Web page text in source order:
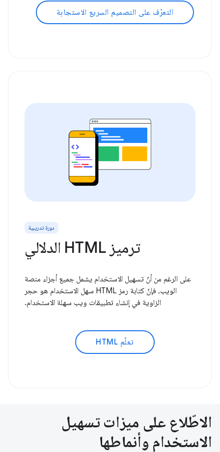
التعرّف على التصميم السريع الاستجابة
دورة تدريبية
ترميز HTML الدلالي
على الرغم من أنّ تسهيل الاستخدام يشمل جميع أجزاء منصة
الويب، فإنّ كتابة رمز HTML سهل الاستخدام هو حجر
الزاوية في إنشاء تطبيقات ويب سهلة الاستخدام.
تعلّم HTML
الاطّلاع على ميزات تسهيل
الاستخدام وأنماطها